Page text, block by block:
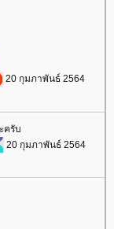
20 กุมภาพันธ์ 2564
ครับ
20 กุมภาพันธ์ 2564